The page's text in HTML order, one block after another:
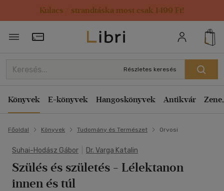
Kulacs / strandtáska most csak 1499 Ft!
Törzsvásárlói Kártya adatai
Részletes keresés
Könyvek E-könyvek Hangoskönyvek Antikvár
Főoldal Könyvek Tudomány és Természet Orvosi
Suhai-Hodász Gábor Dr. Varga Katalin
Szülés és születés - Lélektanon
innen és túl